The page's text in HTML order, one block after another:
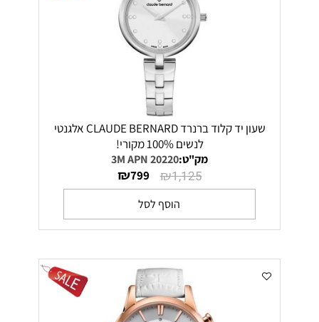
שעון יד קלוד ברנרד CLAUDE BERNARD אלגנטי
לנשים 100% מקורי!
מק"ט:20220 3M APN
₪1,125
₪799
הוסף לסל